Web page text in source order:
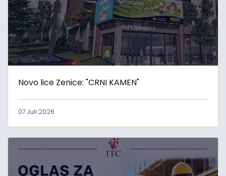
Novo lice Zenice: "CRNI KAMEN"
07 Juli 2026